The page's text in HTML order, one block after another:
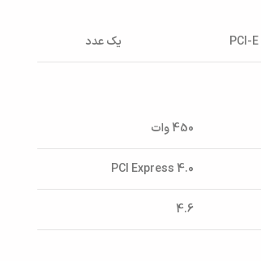
یک عدد
450 وات
PCI Express 4.0
4.6